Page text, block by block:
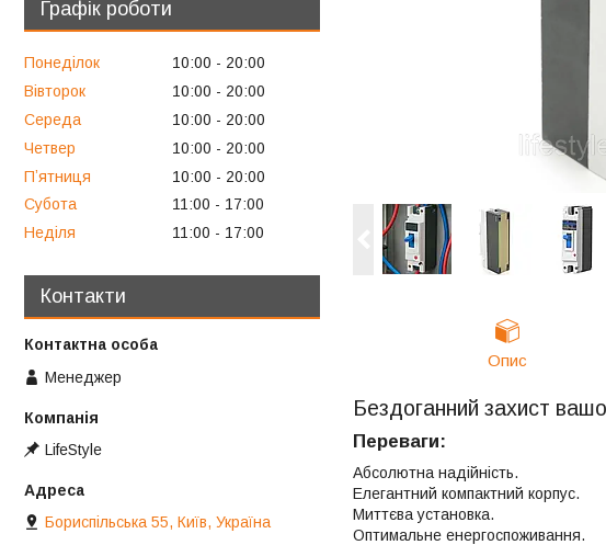
Опис
Бездоганний захист
Переваги:
Абсолютна надійність.
Елегантний компактний корпус.
Миттєва установка.
Оптимальне енергоспоживання.
Графік роботи
Понеділок 10:00
20:00
Вівторок
10:00
20:00
Середа
10:00
20:00
Четвер
10:00
20:00
Пʼятниця
10:00
20:00
Субота
11:00
17:00
Неділя
11:00 17:00
Контакти
Менеджер
LifeStyle
Бориспільська 55, Київ, Україна